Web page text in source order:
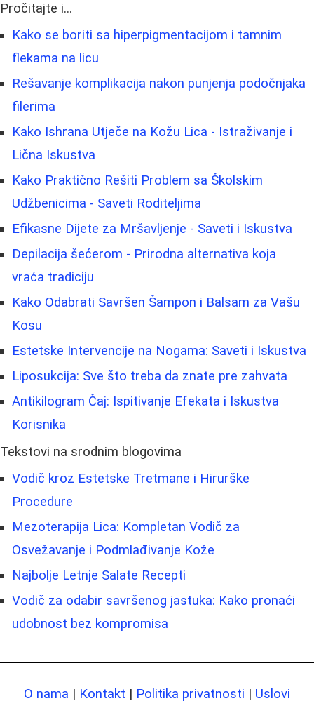
Pročitajte i...
Kako se boriti sa hiperpigmentacijom i tamnim
flekama na licu
Rešavanje komplikacija nakon punjenja podočnjaka
filerima
Kako Ishrana Utječe na Kožu Lica - Istraživanje i
Lična Iskustva
Kako Praktično Rešiti Problem sa Školskim
Udžbenicima - Saveti Roditeljima
Efikasne Dijete za Mršavljenje - Saveti i Iskustva
Depilacija šećerom - Prirodna alternativa koja
vraća tradiciju
Kako Odabrati Savršen Šampon i Balsam za Vašu
Kosu
Estetske Intervencije na Nogama: Saveti i Iskustva
Liposukcija: Sve što treba da znate pre zahvata
Antikilogram Čaj: Ispitivanje Efekata i Iskustva
Korisnika
Tekstovi na srodnim blogovima
Vodič kroz Estetske Tretmane i Hirurške
Procedure
Mezoterapija Lica: Kompletan Vodič za
Osvežavanje i Podmlađivanje Kože
Najbolje Letnje Salate Recepti
Vodič za odabir savršenog jastuka: Kako pronaći
udobnost bez kompromisa
O nama | Kontakt | Politika privatnosti | Uslovi